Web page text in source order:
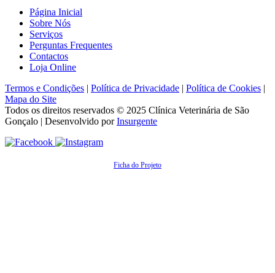
Página Inicial
Sobre Nós
Serviços
Perguntas Frequentes
Contactos
Loja Online
Termos e Condições | Política de Privacidade | Política de Cookies |
Mapa do Site
Todos os direitos reservados © 2025 Clínica Veterinária de São
Gonçalo | Desenvolvido porInsurgente
Ficha do Projeto